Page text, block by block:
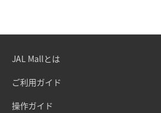
JAL Mallとは
ご利用ガイド
操作ガイド